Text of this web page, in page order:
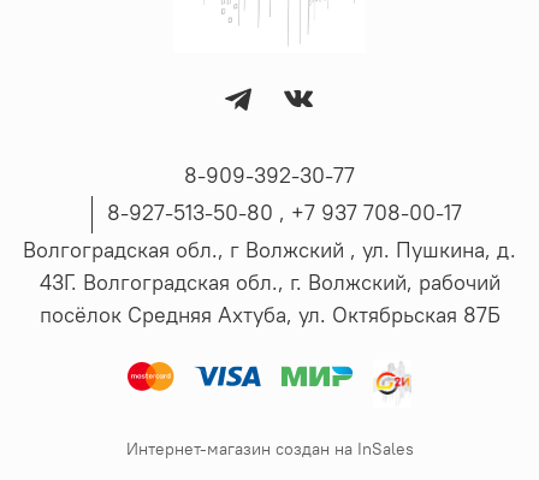
8-909-392-30-77
8-927-513-50-80 , ‪+7 937 708-00-17
Волгоградская обл., г Волжский , ул. Пушкина, д.
43Г. Волгоградская обл., г. Волжский, рабочий
посёлок Средняя Ахтуба, ул. Октябрьская 87Б
Интернет-магазин создан на InSales